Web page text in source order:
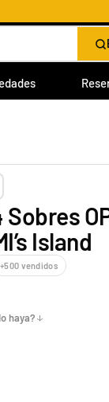
Sobres
Island
+500 vendidos
haya?